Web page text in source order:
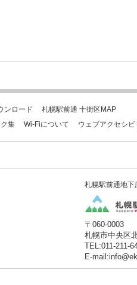
ンロード
札幌駅前通 十街区MAP
集 Wi-Fiについて ウェブアクセシ
札幌駅前通地下
〒060-0003
札幌市中央区
TEL:011-211-
E-